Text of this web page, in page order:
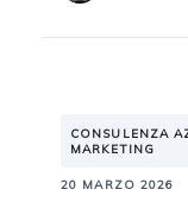
CONSULENZA
MARKETING
20 MARZO 2026